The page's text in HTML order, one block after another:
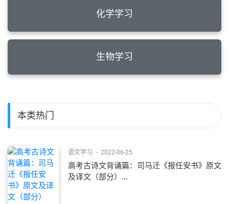
化学学习
生物学习
本类热门
语文学习 - 2022-06-25
高考古诗文背诵篇：司马迁《报任安书》原文
及译文（部分）...